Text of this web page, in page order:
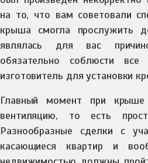
на то, что вам советовали
крыша смогла прослужить
являлась для вас
обязательно соблюсти
изготовитель для установки
Главный момент при
вентиляцию, то есть
Разнообразные сделки с
касающиеся квартир и